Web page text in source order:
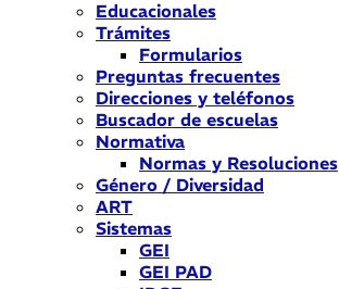
Educacionales
Trámites
Formularios
Preguntas frecuentes
Direcciones y teléfonos
Buscador de escuelas
Normativa
Normas y Resoluciones
Género / Diversidad
ART
Sistemas
GEI
GEI PAD